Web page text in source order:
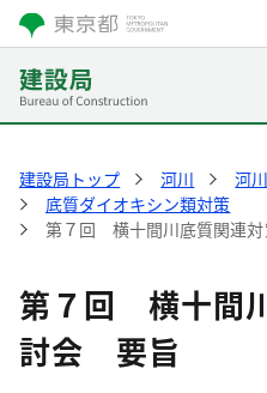
建設局トップ 河川
河
底質ダイオキシン類対策
第７回 横十間川底質関連
第７回 横十間
討会 要旨